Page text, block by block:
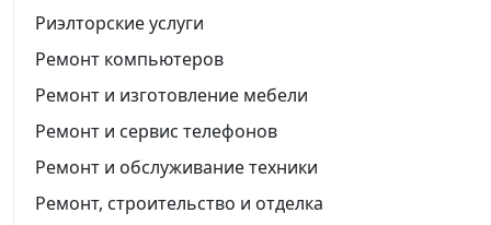
Риэлторские услуги
Ремонт компьютеров
Ремонт и изготовление мебели
Ремонт и сервис телефонов
Ремонт и обслуживание техники
Ремонт, строительство и отделка